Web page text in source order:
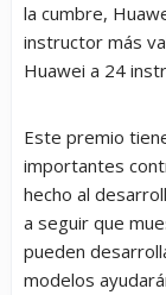
la cumbre,
instructor más
Huawei a 24
Este premio
importantes
hecho al
a seguir que
pueden
modelos